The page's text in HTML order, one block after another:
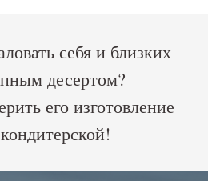
себя и близких
десертом?
его изготовление